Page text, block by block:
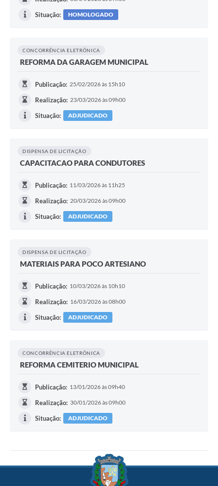
Situação: HOMOLOGADO
CONCORRÊNCIA ELETRÔNICA
REFORMA DA GARAGEM MUNICIPAL
Publicação: 25/02/2026 às 15h10
Realização: 23/03/2026 às 09h00
Situação: ADJUDICADO
DISPENSA DE LICITAÇÃO
CAPACITACAO PARA CONDUTORES
Publicação: 11/03/2026 às 11h25
Realização: 20/03/2026 às 09h00
Situação: ADJUDICADO
DISPENSA DE LICITAÇÃO
MATERIAIS PARA POCO ARTESIANO
Publicação: 10/03/2026 às 10h10
Realização: 16/03/2026 às 08h00
Situação: ADJUDICADO
CONCORRÊNCIA ELETRÔNICA
REFORMA CEMITERIO MUNICIPAL
Publicação: 13/01/2026 às 09h40
Realização: 30/01/2026 às 09h00
Situação: ADJUDICADO